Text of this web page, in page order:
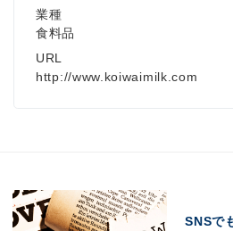
業種
食料品
URL
http://www.koiwaimilk.com
SNSで